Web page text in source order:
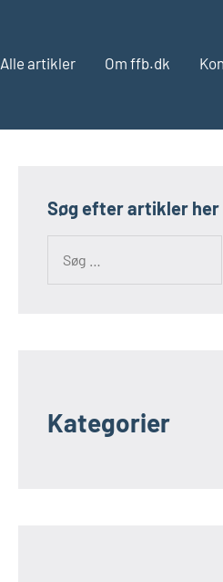
Alle artikler Om ffb.dk
Søg efter artikler her
Kategorier